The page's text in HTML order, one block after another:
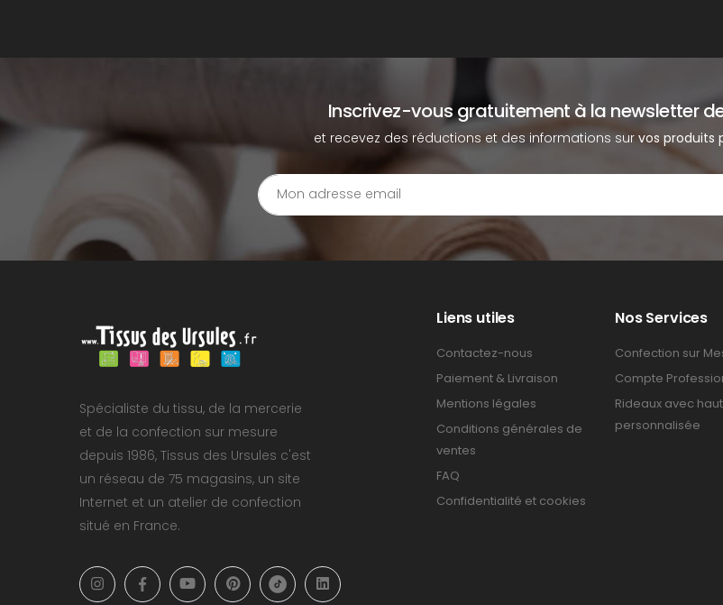
Inscrivez-vous gratuitement à la newsletter
et recevez des réductions et des informations survos produits
Spécialiste du tissu, de la mercerie
et de la confection sur mesure
depuis 1986, Tissus des Ursules c'est
un réseau de 75 magasins, un site
Internet et un atelier de confection
situé en France.
Liens utiles
Contactez-nous
Paiement & Livraison
Mentions légales
Conditions générales de
ventes
FAQ
Confidentialité et cookies
Nos Services
Confection sur
Compte
Rideaux avec
personnalisée